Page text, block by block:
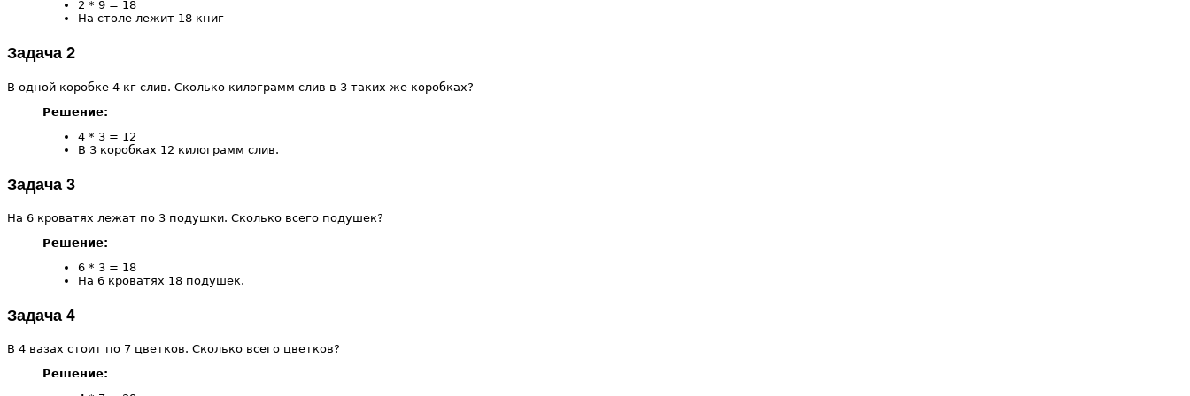
2 * 9 = 18
На столе лежит 18 книг
Задача 2
В одной коробке 4 кг слив. Сколько килограмм слив в 3 таких же коробках?
Решение:
4 * 3 = 12
В 3 коробках 12 килограмм слив.
Задача 3
На 6 кроватях лежат по 3 подушки. Сколько всего подушек?
Решение:
6 * 3 = 18
На 6 кроватях 18 подушек.
Задача 4
В 4 вазах стоит по 7 цветков. Сколько всего цветков?
Решение: